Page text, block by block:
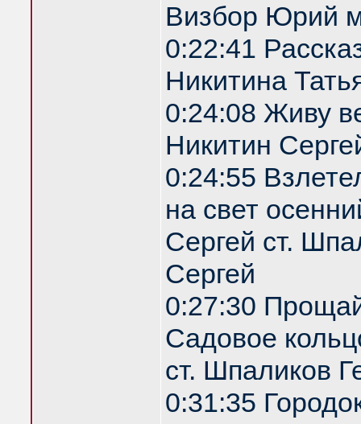
Визбор Юрий
0:22:41
Никитина
0:24:08 Живу
Никитин
0:24:55
на свет
Сергей ст.
Сергей
0:27:30
Садовое
ст. Шпаликов
0:31:35